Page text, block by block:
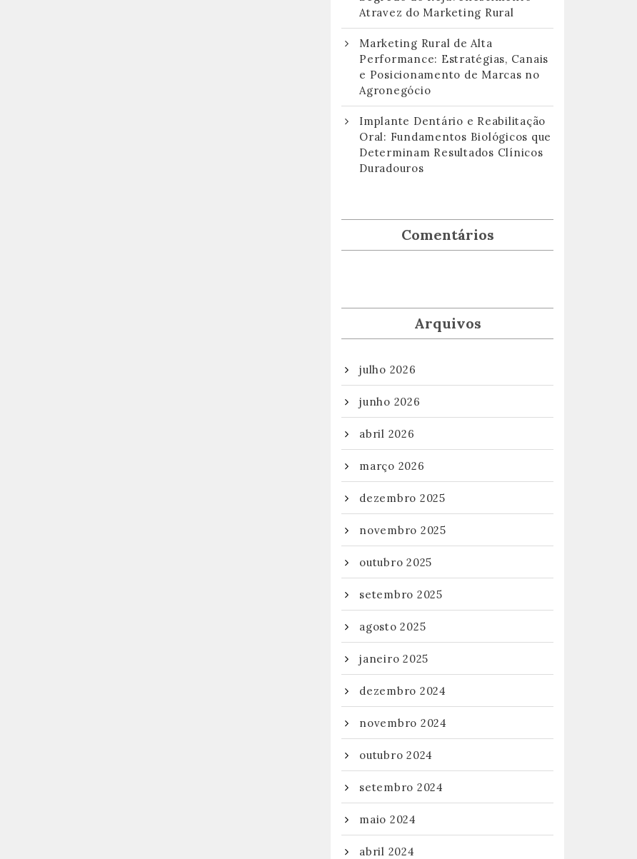
Atravez do Marketing Rural
Marketing Rural de Alta
Performance: Estratégias, Canais
e Posicionamento de Marcas no
Agronegócio
Implante Dentário e Reabilitação
Oral: Fundamentos Biológicos que
Determinam Resultados Clínicos
Duradouros
Comentários
Arquivos
julho 2026
junho 2026
abril 2026
março 2026
dezembro 2025
novembro 2025
outubro 2025
setembro 2025
agosto 2025
janeiro 2025
dezembro 2024
novembro 2024
outubro 2024
setembro 2024
maio 2024
abril 2024